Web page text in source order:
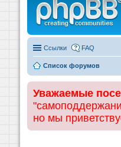
Ссылки FAQ
Список форумов
Уважаемые
но мы